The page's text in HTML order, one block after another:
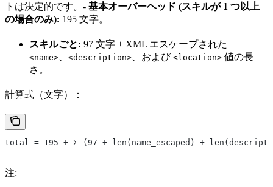
トは決定的です。- 基本オーバーヘッド (スキルが 1 つ以上
の場合のみ): 195 文字。
スキルごと: 97 文字 + XML エスケープされた
<name>、 <description>、および <location> 値の長
さ。
計算式（文字）：
total = 195 + Σ (97 + len(name_escaped) +
注: